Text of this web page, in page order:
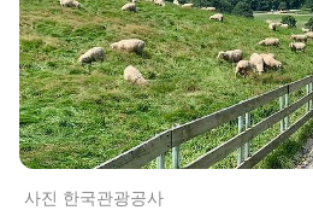
사진 한국관광공사